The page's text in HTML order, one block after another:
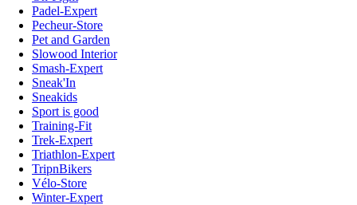
Padel-Expert
Pecheur-Store
Pet and Garden
Slowood Interior
Smash-Expert
Sneak'In
Sneakids
Sport is good
Training-Fit
Trek-Expert
Triathlon-Expert
TripnBikers
Vélo-Store
Winter-Expert